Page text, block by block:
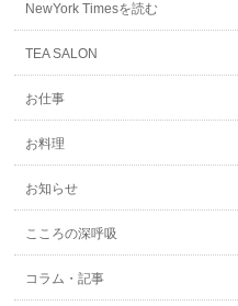
NewYork Timesを読む
TEA SALON
お仕事
お料理
お知らせ
こころの深呼吸
コラム・記事